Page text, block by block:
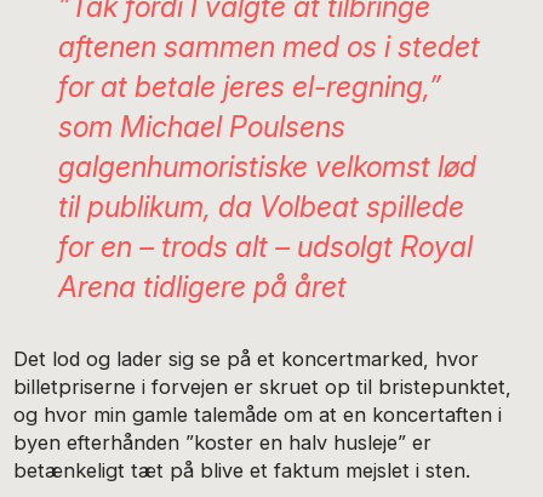
aftenen sammen med os i stedet
for at betale jeres el-regning,”
som Michael Poulsens
galgenhumoristiske velkomst lød
til publikum, da Volbeat spillede
for en – trods alt – udsolgt Royal
Arena tidligere på året
Det lod og lader sig se på et koncertmarked, hvor
billetpriserne i forvejen er skruet op til bristepunktet,
og hvor min gamle talemåde om at en koncertaften i
byen efterhånden ”koster en halv husleje” er
betænkeligt tæt på blive et faktum mejslet i sten.